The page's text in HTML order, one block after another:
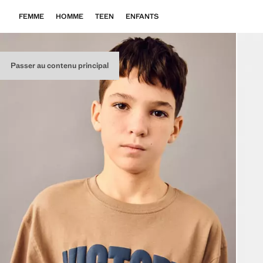
Passer au contenu principal
FEMME HOMME TEEN ENFANTS